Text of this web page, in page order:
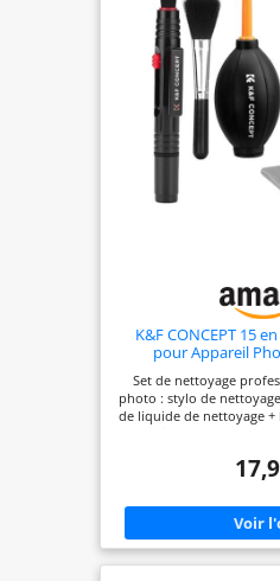
K&F CONCEPT 15
pour Appareil
Set de nettoyage
photo : stylo de
de liquide de nettoyage
convient principalement
utilisé pour les
ordinateurs, les
équipements. Liquide
flacon pulvérisateur